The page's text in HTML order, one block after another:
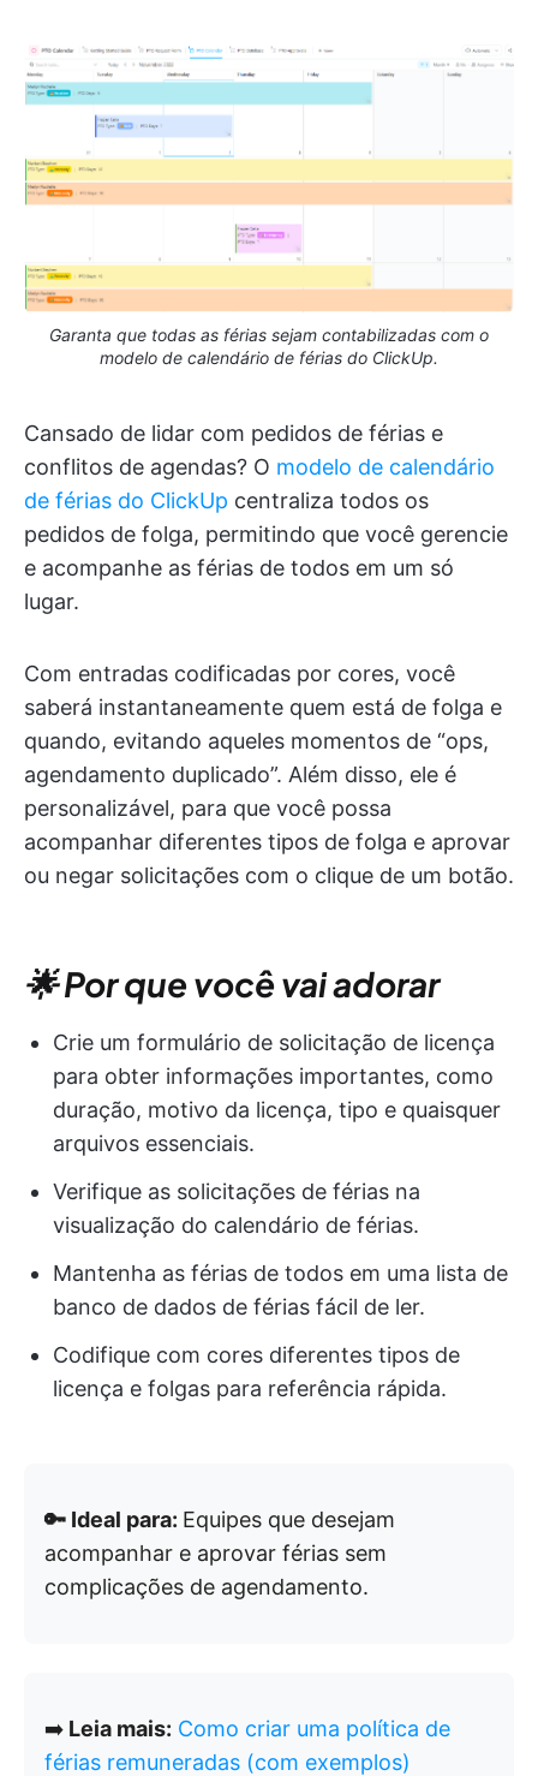
Garanta que todas as férias sejam contabilizadas com o
modelo de calendário de férias do ClickUp.
Cansado de lidar com pedidos de férias e
conflitos de agendas? O modelo de calendário
de férias do ClickUp centraliza todos os
pedidos de folga, permitindo que você gerencie
e acompanhe as férias de todos em um só
lugar.
Com entradas codificadas por cores, você
saberá instantaneamente quem está de folga e
quando, evitando aqueles momentos de “ops,
agendamento duplicado”. Além disso, ele é
personalizável, para que você possa
acompanhar diferentes tipos de folga e aprovar
ou negar solicitações com o clique de um botão.
🌟 Por que você vai adorar
Crie um formulário de solicitação de licença
para obter informações importantes, como
duração, motivo da licença, tipo e quaisquer
arquivos essenciais.
Verifique as solicitações de férias na
visualização do calendário de férias.
Mantenha as férias de todos em uma lista de
banco de dados de férias fácil de ler.
Codifique com cores diferentes tipos de
licença e folgas para referência rápida.
🔑 Ideal para: Equipes que desejam
acompanhar e aprovar férias sem
complicações de agendamento.
➡️ Leia mais: Como criar uma política de
férias remuneradas (com exemplos)